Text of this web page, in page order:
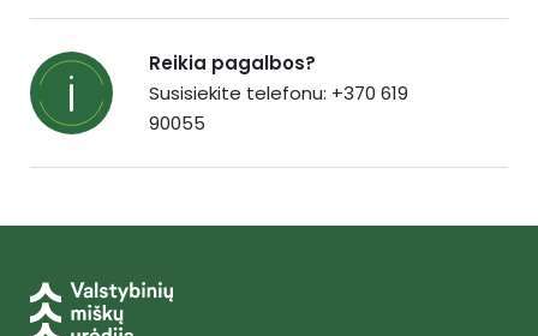
Reikia pagalbos?
Susisiekite telefonu: +370 619
90055